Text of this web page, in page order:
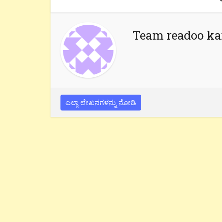
Team readoo
ಎಲ್ಲಾ ಲೇಖನಗಳನ್ನು ನೋಡಿ